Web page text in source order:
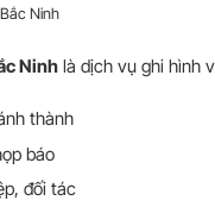
Ninh
Ninh là dịch vụ ghi hình
thành
báo
đối tác